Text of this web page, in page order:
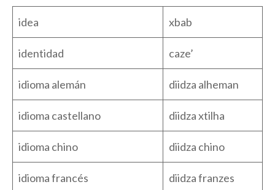
idea xbab
identidad caze’
idioma alemán diidza alheman
idioma castellano diidza xtilha
idioma chino diidza chino
idioma francés diidza franzes